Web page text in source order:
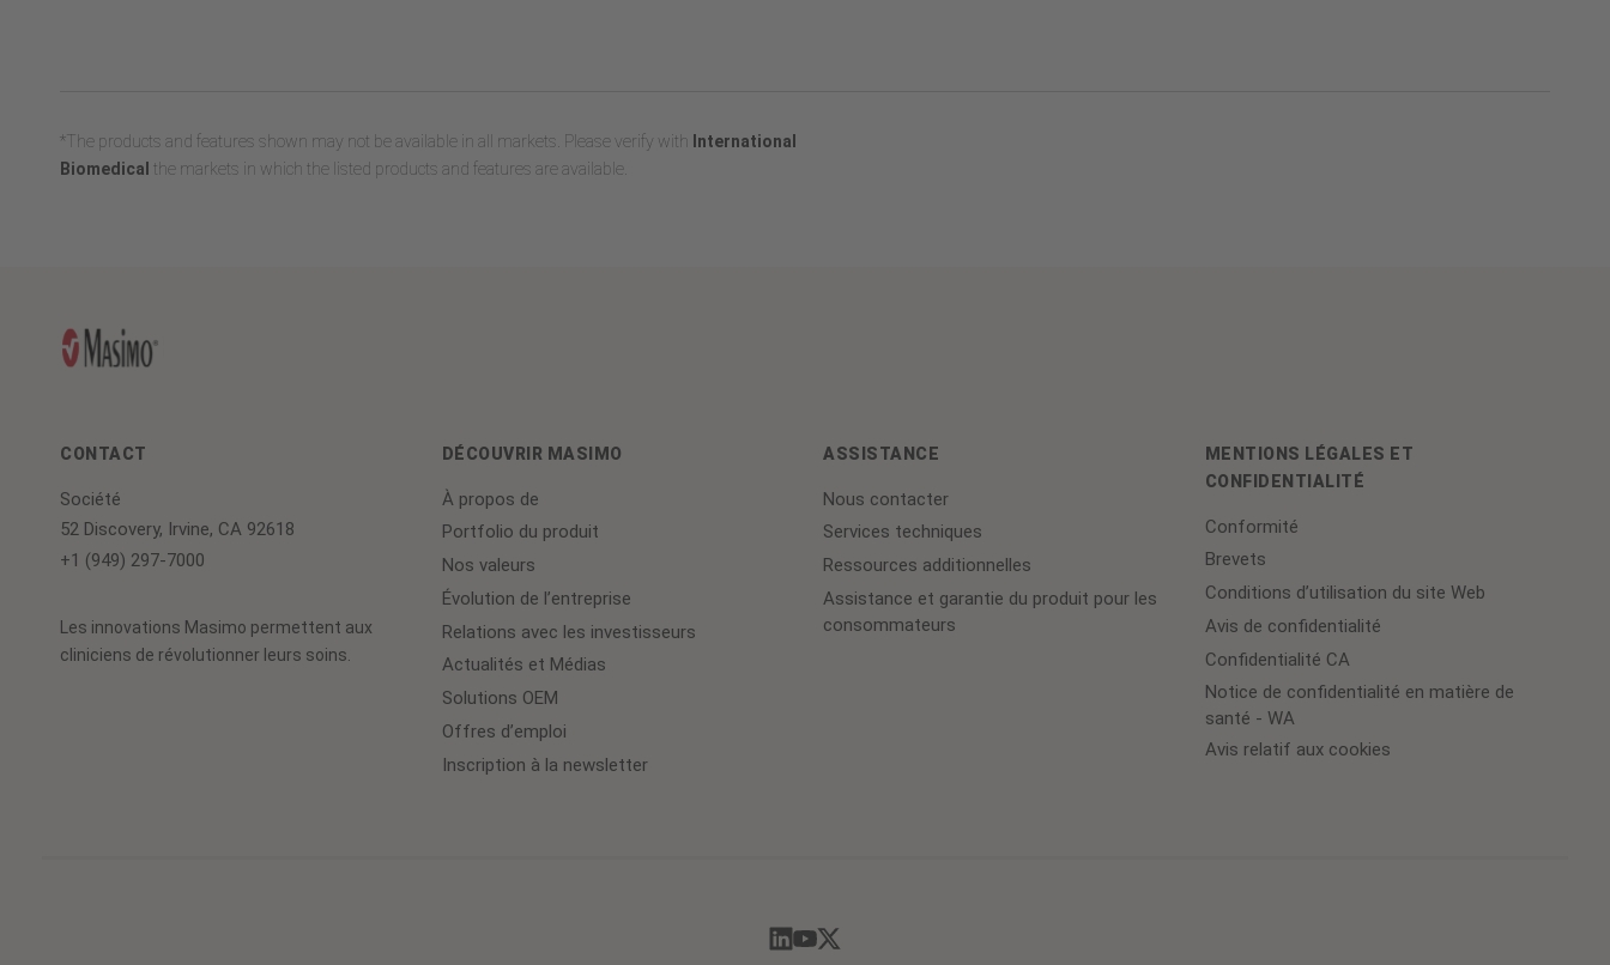
*The products and features shown may not be available in all markets. Please verify with International
Biomedical the markets in which the listed products and features are available.
CONTACT
Société
52 Discovery, Irvine, CA 92618
+1 (949) 297-7000
Les innovations Masimo permettent aux
cliniciens de révolutionner leurs soins.
DÉCOUVRIR MASIMO
À propos de
Portfolio du produit
Nos valeurs
Évolution de l’entreprise
Relations avec les investisseurs
Actualités et Médias
Solutions OEM
Offres d’emploi
Inscription à la newsletter
ASSISTANCE
Nous contacter
Services techniques
Ressources additionnelles
Assistance et garantie du produit pour les
consommateurs
MENTIONS LÉGALES ET
CONFIDENTIALITÉ
Conformité
Brevets
Conditions d’utilisation du site Web
Avis de confidentialité
Confidentialité CA
Notice de confidentialité en matière de
santé - WA
Avis relatif aux cookies